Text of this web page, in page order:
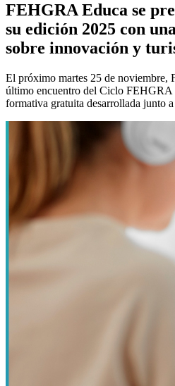
FEHGRA Educa se
su edición 2025 con
sobre innovación y
El próximo martes 25 de noviembre,
último encuentro del Ciclo FEHGRA
formativa gratuita desarrollada junto